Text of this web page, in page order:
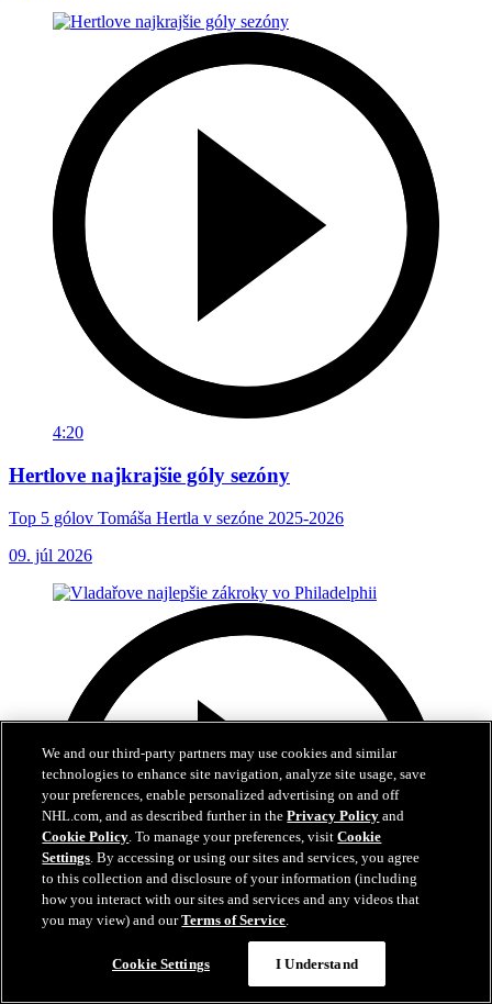
4:20
Hertlove najkrajšie góly sezóny
Top 5 gólov Tomáša Hertla v sezóne 2025-2026
09. júl 2026
We and our third-party partners may use cookies and similar
technologies to enhance site navigation, analyze site usage, save
your preferences, enable personalized advertising on and off
NHL.com, and as described further in thePrivacy Policy and
Cookie Policy. To manage your preferences, visitCookie
Settings. By accessing or using our sites and services, you agree
to this collection and disclosure of your information (including
how you interact with our sites and services and any videos that
you may view) and ourTerms of Service.
Cookie Settings I Understand